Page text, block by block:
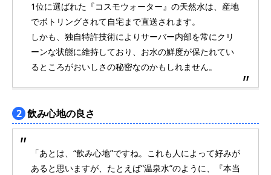
1位に選ばれた『コスモウォーター』の天然水は、産地
でボトリングされて自宅まで直送されます。
しかも、独自特許技術によりサーバー内部を常にクリ
ーンな状態に維持しており、お水の鮮度が保たれてい
るところがおいしさの秘密なのかもしれません。
2 飲み心地の良さ
「あとは、“飲み心地”ですね。これも人によって好みが
あると思いますが、たとえば“温泉水”のように、『本当